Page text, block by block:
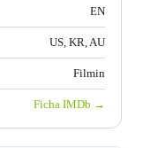
EN
US, KR, AU
Filmin
Ficha IMDb →